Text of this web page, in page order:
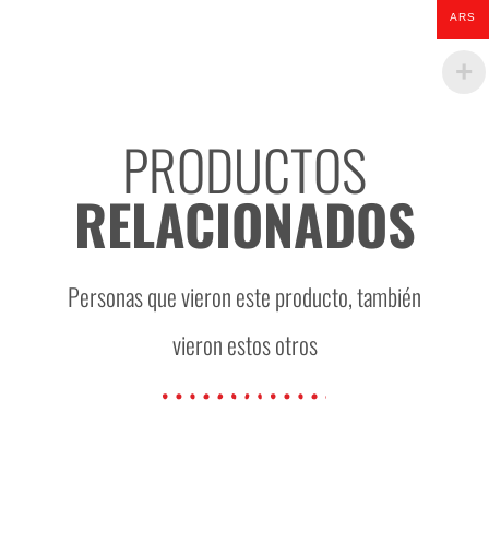
PRODUCTOS
RELACIONADOS
Personas que vieron este producto, también
vieron estos otros
ARS